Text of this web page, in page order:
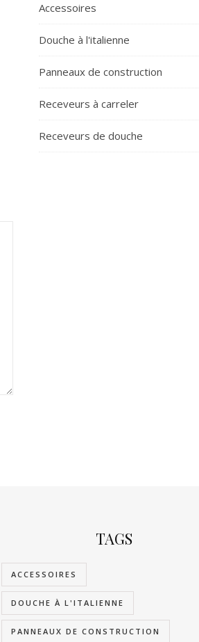
Accessoires
Douche à l'italienne
Panneaux de construction
Receveurs à carreler
Receveurs de douche
TAGS
ACCESSOIRES
DOUCHE À L'ITALIENNE
PANNEAUX DE CONSTRUCTION